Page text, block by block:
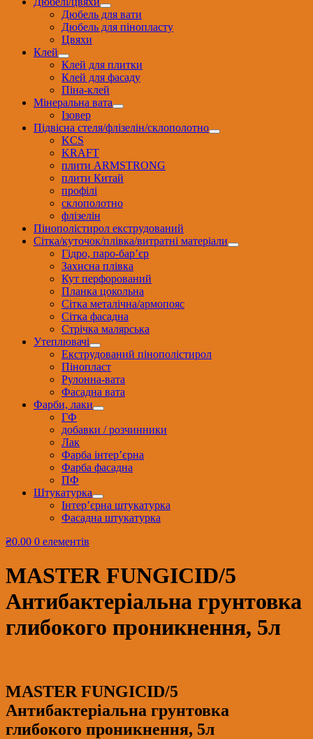
Дюбель для вати
Дюбель для пінопласту
Цвяхи
Клей
Клей для плитки
Клей для фасаду
Піна-клей
Мінеральна вата
Ізовер
Підвісна стеля/флізелін/склополотно
KCS
KRAFT
плити ARMSTRONG
плити Китай
профілі
склополотно
флізелін
Пінополістирол екструдований
Сітка/куточок/плівка/витратні матеріали
Гідро, паро-бар’єр
Захисна плівка
Кут перфорований
Планка цокольна
Сітка металічна/армопояс
Сітка фасадна
Стрічка малярська
Утеплювачі
Екструдований пінополістирол
Пінопласт
Рулонна-вата
Фасадна вата
Фарби, лаки
ГФ
добавки / розчинники
Лак
Фарба інтер’єрна
Фарба фасадна
ПФ
Штукатурка
Інтер’єрна штукатурка
Фасадна штукатурка
₴0.00 0 елементів
MASTER FUNGICID/5
Антибактеріальна грунтовка
глибокого проникнення, 5л
MASTER FUNGICID/5
Антибактеріальна грунтовка
глибокого проникнення, 5л